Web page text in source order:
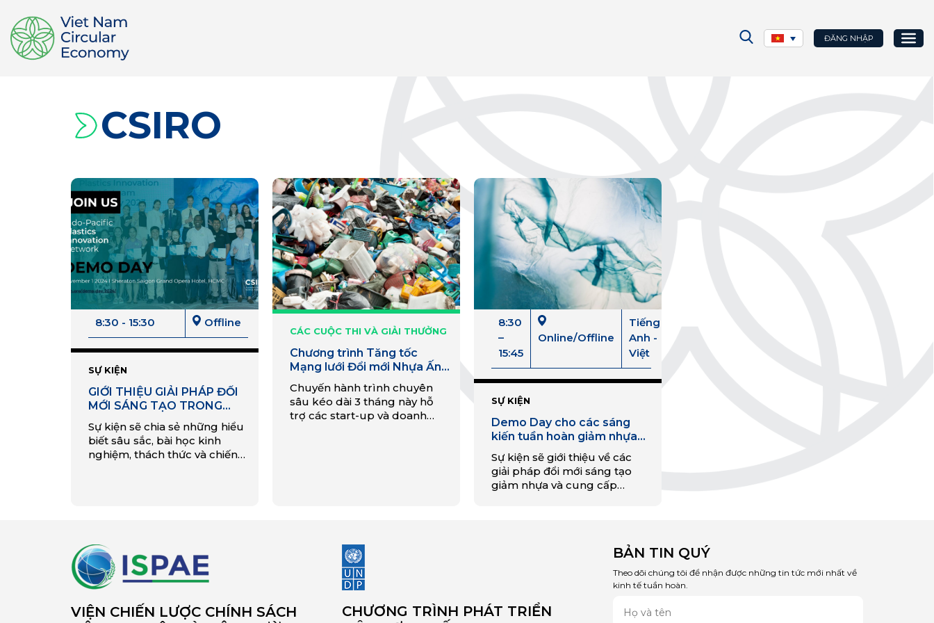
ĐĂNG NHẬP
CSIRO
8:30 - 15:30 Offline
SỰ KIỆN
GIỚI THIỆU GIẢI PHÁP ĐỔI
MỚI SÁNG TẠO TRONG
LĨNH VỰC NHỰA
Sự kiện sẽ chia sẻ những hiểu
biết sâu sắc, bài học kinh
nghiệm, thách thức và chiến
CÁC CUỘC THI VÀ GIẢI THƯỞNG
Chương trình Tăng tốc
Mạng lưới Đổi mới Nhựa Ấn
Độ Dương-Thái Bình Dương
của CSIRO
Chuyến hành trình chuyên
sâu kéo dài 3 tháng này hỗ
trợ các start-up và doanh
8:30
–
15:45
Online/Offline
Tiếng
Anh -
Việt
SỰ KIỆN
Demo Day cho các sáng
kiến tuần hoàn giảm nhựa
hướng tới giảm thiểu BĐKH
Sự kiện sẽ giới thiệu về các
giải pháp đổi mới sáng tạo
giảm nhựa và cung cấp
các ngành công nghiệp.
VIỆN CHIẾN LƯỢC CHÍNH SÁCH
CHƯƠNG TRÌNH PHÁT TRIỂN
BẢN TIN QUÝ
Theo dõi chúng tôi để nhận được những tin tức mới nhất về
kinh tế tuần hoàn.